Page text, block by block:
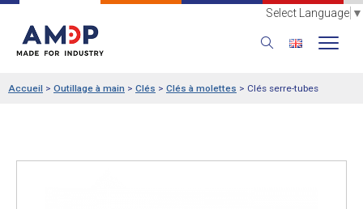
Select Language ▼
Accueil > Outillage à main > Clés > Clés à molettes > Clés serre-tubes